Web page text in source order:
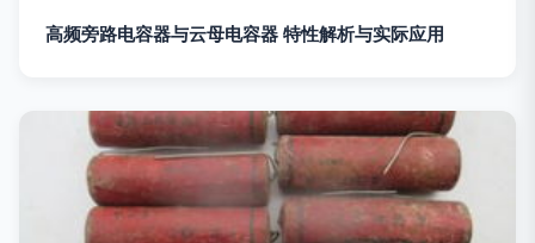
高频旁路电容器与云母电容器 特性解析与实际应用